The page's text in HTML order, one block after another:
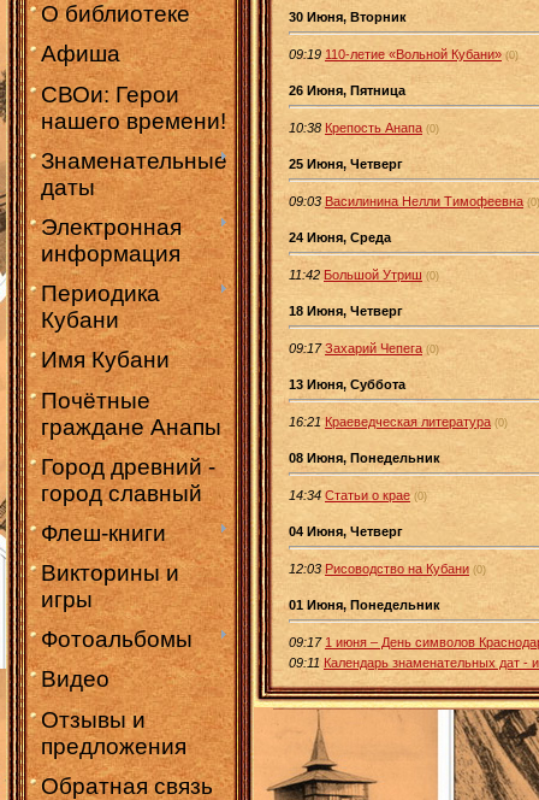
О библиотеке
Афиша
СВОи: Герои
нашего времени!
Знаменательные
даты
Электронная
информация
Периодика
Кубани
Имя Кубани
Почётные
граждане Анапы
Город древний -
город славный
Флеш-книги
Викторины и
игры
Фотоальбомы
Видео
Отзывы и
предложения
Обратная связь
30 Июня, Вторник
09:19 110-летие «Вольной Кубани» (0)
26 Июня, Пятница
10:38 Крепость Анапа (0)
25 Июня, Четверг
09:03 Василинина Нелли Тимофеевна (0)
24 Июня, Среда
11:42 Большой Утриш (0)
18 Июня, Четверг
09:17 Захарий Чепега (0)
13 Июня, Суббота
16:21 Краеведческая литература (0)
08 Июня, Понедельник
14:34 Статьи о крае (0)
04 Июня, Четверг
12:03 Рисоводство на Кубани (0)
01 Июня, Понедельник
09:17 1 июня – День символов
09:11 Календарь знаменательных дат -